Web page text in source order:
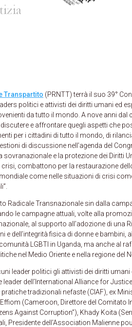
Transpartito (PRNTT) terrà il suo 39°
politici e attivisti dei diritti umani ed
da tutto il mondo. A nove anni dal
e affrontare quegli aspetti che
per i cittadini di tutto il mondo, di
di discussione nell’agenda del
sovranazionale e la protezione dei Diritti
combattono per la restaurazione
come nelle situazioni di crisi
Radicale Transnazionale sin dalla
le campagne attuali, volte alla
al supporto all’adozione di una
e dell’integrità fisica di donne e bambini,
LGBTI in Uganda, ma anche al
nel Medio Oriente e nella regione del
leader politici gli attivisti dei diritti
dell’International Alliance for
tradizionali nefaste (CIAF), ex
(Cameroon, Direttore del Comitato
Against Corruption”), Khady Koita
Presidente dell’Association Malienne